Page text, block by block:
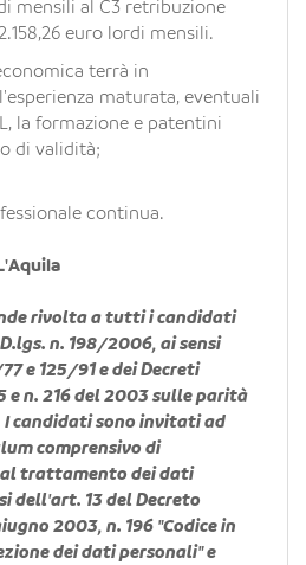
mensili al C3 retribuzione
euro lordi mensili.
terrà in
maturata, eventuali
la formazione e patentini
di validità;
continua.
rivolta a tutti i candidati
n. 198/2006, ai sensi
e 125/91 e dei Decreti
e n. 216 del 2003 sulle parità
candidati sono invitati ad
comprensivo di
trattamento dei dati
dell'art. 13 del Decreto
2003, n. 196 "Codice in
dei dati personali" e